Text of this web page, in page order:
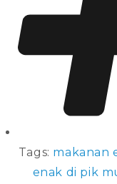
Tags: makanan
enak di pik